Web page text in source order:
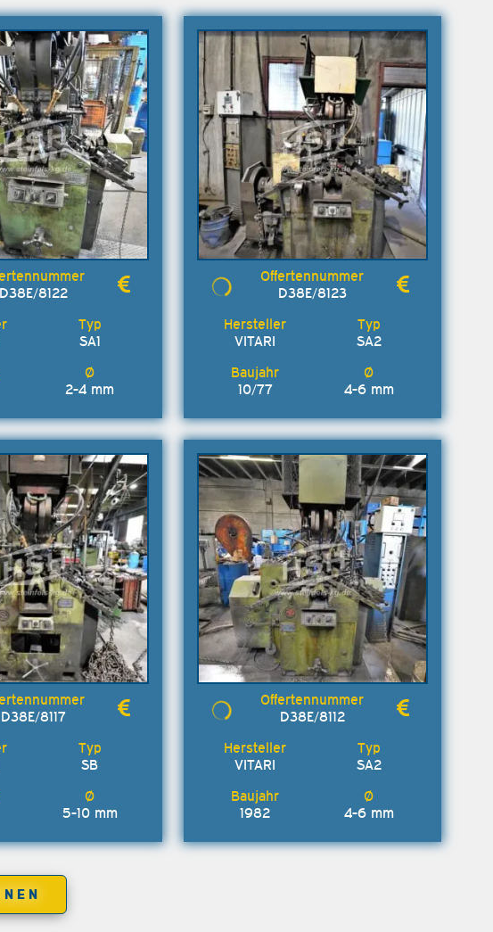
D38E/8122
SA1
2-4 mm
D38E/8123
VITARI SA2
10/77 4-6 mm
D38E/8117
SB
5-10 mm
D38E/8112
VITARI SA2
1982 4-6 mm